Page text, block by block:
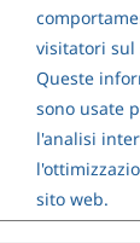
visitatori sul
Queste
sono usate
l'analisi
sito web.